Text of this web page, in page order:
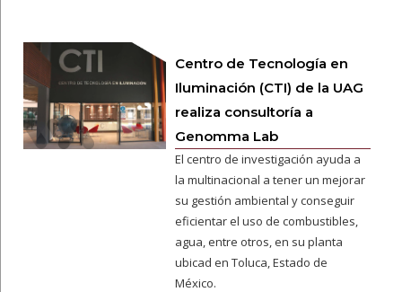
Centro de Tecnología en
Iluminación (CTI) de la UAG
realiza consultoría a
Genomma Lab
El centro de investigación ayuda a
la multinacional a tener un mejorar
su gestión ambiental y conseguir
eficientar el uso de combustibles,
agua, entre otros, en su planta
ubicad en Toluca, Estado de
México.